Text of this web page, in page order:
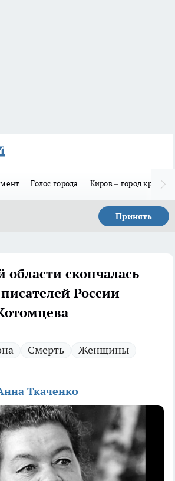
Голос города Киров – город
Принять
области скончалась
России
Смерть Женщины
Ткаченко